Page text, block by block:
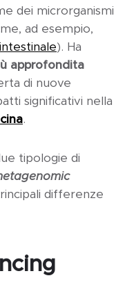
dei microrganismi
ad esempio,
). Ha
approfondita
di nuove
significativi nella
.
tipologie di
differenze